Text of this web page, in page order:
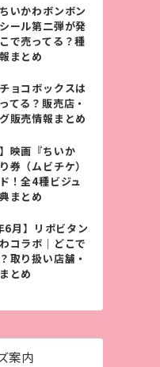
いかわボンボン
ール第二弾が発
で売ってる？種
まとめ
ョコボックスは
てる？販売店・
販売情報まとめ
映画『ちいか
券（ムビチケ）
！全4種ビジュ
まとめ
6月】リポビタン
コラボ｜どこで
取り扱い店舗・
とめ
案内